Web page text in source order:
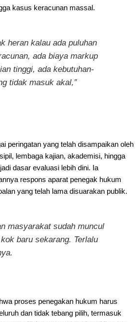
kasus keracunan massal.
heran kalau ada puluhan
ada biaya markup
tinggi, ada kebutuhan-
tidak masuk akal,”
peringatan yang telah disampaikan oleh
lembaga kajian, akademisi, hingga
dasar evaluasi lebih dini. Ia
respons aparat penegak hukum
yang telah lama disuarakan publik.
masyarakat sudah muncul
baru sekarang. Terlalu
proses penegakan hukum harus
dan tidak tebang pilih, termasuk